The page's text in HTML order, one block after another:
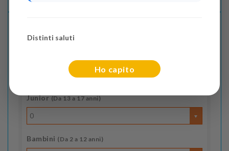
Indica il numero dei passeggeri
Junior(Da 13 a 17 anni)
0
Bambini (Da 2 a 12 anni)
Distinti saluti
Ho capito